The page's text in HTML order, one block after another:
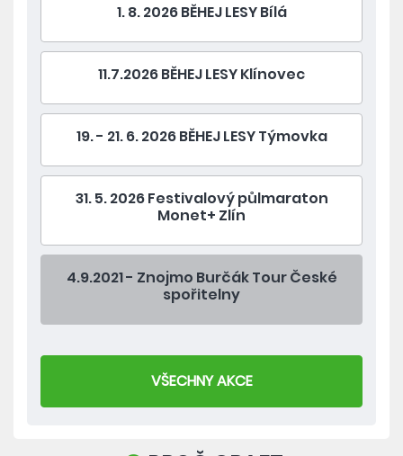
1. 8. 2026 BĚHEJ LESY Bílá
11.7.2026 BĚHEJ LESY Klínovec
19. - 21. 6. 2026 BĚHEJ LESY Týmovka
31. 5. 2026 Festivalový půlmaraton
Monet+ Zlín
4.9.2021 - Znojmo Burčák Tour České
spořitelny
VŠECHNY AKCE